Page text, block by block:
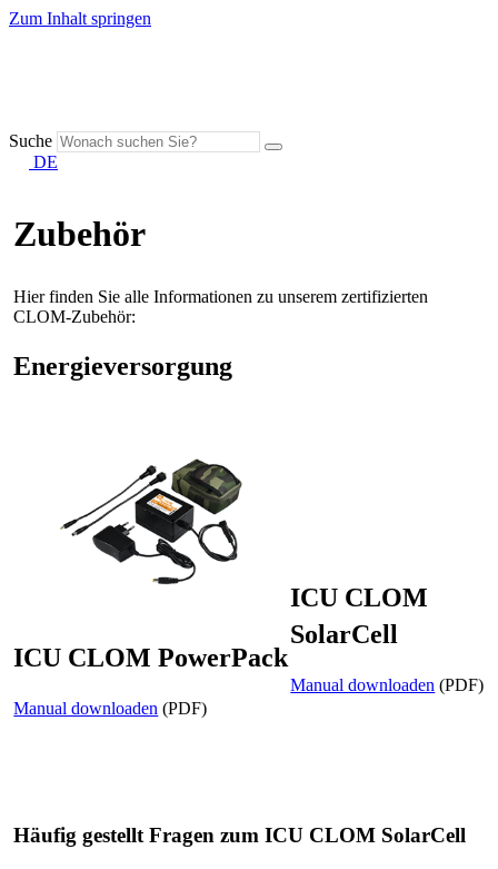
Zum Inhalt springen
Suche
DE
Zubehör
Hier finden Sie alle Informationen zu unserem zertifizierten
CLOM-Zubehör:
Energieversorgung
ICU CLOM PowerPack
Manual downloaden (PDF)
ICU CLOM
SolarCell
Manual downloaden (PDF)
Häufig gestellt Fragen zum ICU CLOM SolarCell